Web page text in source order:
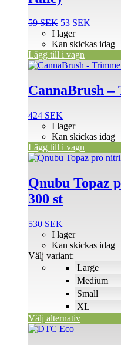
59SEK Det
ursprungliga
priset
var:
59 SEK.
53 SEK
priset
53
I lager
Kan skickas idag
Lägg till i vagn
CannaBrush
424 SEK
I lager
Kan skickas idag
Lägg till i vagn
Qnubu Topaz
300 st
530 SEK
Large
Medium
Small
XL
I lager
Kan skickas idag
Välj variant:
Välj alternativ
Den
produkten
har
flera
De
olika
alternativen
kan
väljas
produktsidan